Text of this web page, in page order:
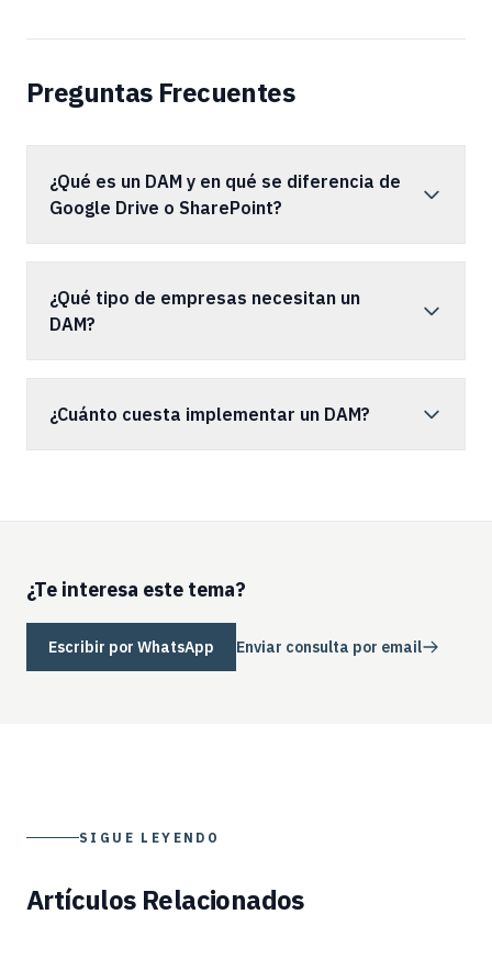
Preguntas Frecuentes
¿Qué es un DAM y en qué se diferencia de
Google Drive o SharePoint?
¿Qué tipo de empresas necesitan un
DAM?
¿Cuánto cuesta implementar un DAM?
¿Te interesa este tema?
Escribir por WhatsApp Enviar consulta por email
SIGUE LEYENDO
Artículos Relacionados